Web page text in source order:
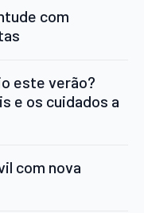
com
este verão?
e os cuidados a
com nova